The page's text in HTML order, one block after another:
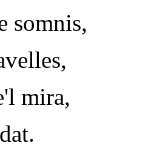
somnis,
mira,